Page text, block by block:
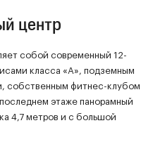
центр
собой современный 12-
класса «А», подземным
собственным фитнес-клубом
этаже панорамный
4,7 метров и с большой